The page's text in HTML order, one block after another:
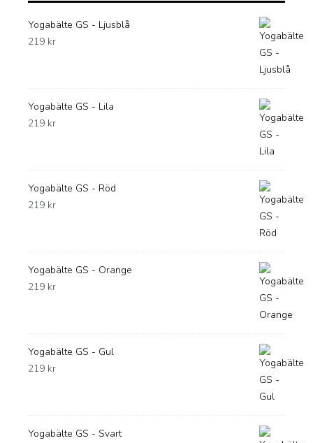
Yogabälte GS - Ljusblå
219 kr
Yogabälte GS - Lila
219 kr
Yogabälte GS - Röd
219 kr
Yogabälte GS - Orange
219 kr
Yogabälte GS - Gul
219 kr
Yogabälte GS - Svart